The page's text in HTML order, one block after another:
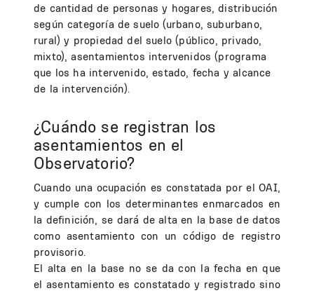
de cantidad de personas y hogares, distribución
según categoría de suelo (urbano, suburbano,
rural) y propiedad del suelo (público, privado,
mixto), asentamientos intervenidos (programa
que los ha intervenido, estado, fecha y alcance
de la intervención).
¿Cuándo se registran los
asentamientos en el
Observatorio?
Cuando una ocupación es constatada por el OAI,
y cumple con los determinantes enmarcados en
la definición, se dará de alta en la base de datos
como asentamiento con un código de registro
provisorio.
El alta en la base no se da con la fecha en que
el asentamiento es constatado y registrado sino